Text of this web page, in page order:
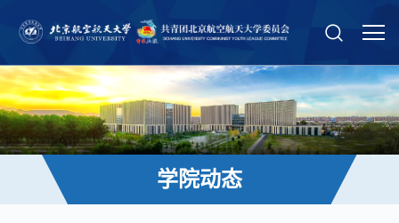
学院动态